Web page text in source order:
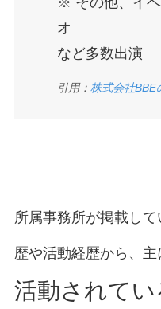
オ
など多数出演
引用： 株式会社
所属事務所が掲載し
歴や活動経歴から、主
活動されてい